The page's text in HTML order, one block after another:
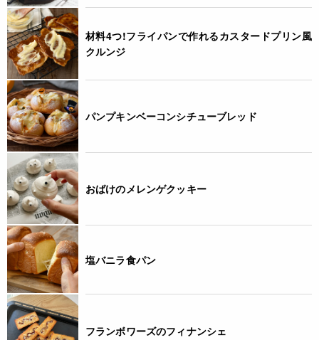
材料4つ!フライパンで作れるカスタードプリン風
クルンジ
パンプキンベーコンシチューブレッド
おばけのメレンゲクッキー
塩バニラ食パン
フランボワーズのフィナンシェ